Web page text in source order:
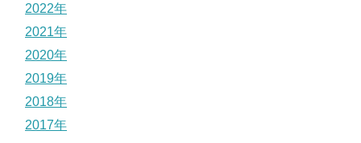
2022年
2021年
2020年
2019年
2018年
2017年